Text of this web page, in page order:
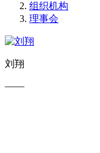
组织机构
理事会
刘翔
——